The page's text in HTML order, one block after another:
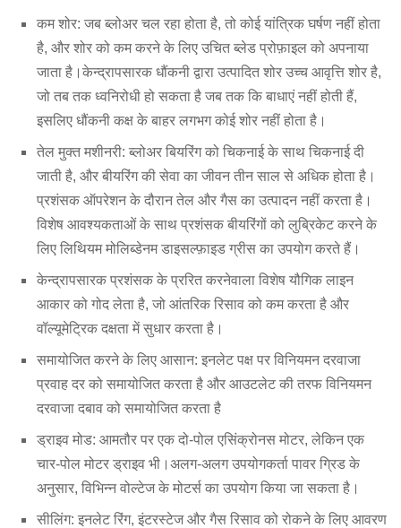
ऐच्छिक
अवयव
आउटलेट पाइपलाइन कम्पेसाटर,
इनलेट और आउटलेट निकला हुआ किनारा, स्पंज, इलेक्ट्रिक
शॉक आइसोलेटर, डायफ्राम कपलिंग, फ्लुइड कपलिंग,
मोटर रेन कवर, टेम्परेचर सेंसर, वाइब्रेटिंग सेंसर, सॉफ्ट स्टार्टर,
इन्वर्टर, स्पेशल इलेक्ट्रिकल मोटर, सिस्टम मॉनिटरिंग इंस्ट्रूमेंट,
कम शोर: जब ब्लोअर चल रहा होता है, तो कोई यांत्रिक घर्षण नहीं होता
है, और शोर को कम करने के लिए उचित ब्लेड प्रोफ़ाइल को अपनाया
जाता है।केन्द्रापसारक धौंकनी द्वारा उत्पादित शोर उच्च आवृत्ति शोर है,
जो तब तक ध्वनिरोधी हो सकता है जब तक कि बाधाएं नहीं होती हैं,
इसलिए धौंकनी कक्ष के बाहर लगभग कोई शोर नहीं होता है।
तेल मुक्त मशीनरी: ब्लोअर बियरिंग को चिकनाई के साथ चिकनाई दी
जाती है, और बीयरिंग की सेवा का जीवन तीन साल से अधिक होता है।
प्रशंसक ऑपरेशन के दौरान तेल और गैस का उत्पादन नहीं करता है।
विशेष आवश्यकताओं के साथ प्रशंसक बीयरिंगों को लुब्रिकेट करने के
लिए लिथियम मोलिब्डेनम डाइसल्फ़ाइड ग्रीस का उपयोग करते हैं।
केन्द्रापसारक प्रशंसक के प्ररित करनेवाला विशेष यौगिक लाइन
आकार को गोद लेता है, जो आंतरिक रिसाव को कम करता है और
वॉल्यूमेट्रिक दक्षता में सुधार करता है।
समायोजित करने के लिए आसान: इनलेट पक्ष पर विनियमन दरवाजा
प्रवाह दर को समायोजित करता है और आउटलेट की तरफ विनियमन
दरवाजा दबाव को समायोजित करता है
ड्राइव मोड: आमतौर पर एक दो-पोल एसिंक्रोनस मोटर, लेकिन एक
चार-पोल मोटर ड्राइव भी।अलग-अलग उपयोगकर्ता पावर ग्रिड के
अनुसार, विभिन्न वोल्टेज के मोटर्स का उपयोग किया जा सकता है।
सीलिंग: इनलेट रिंग, इंटरस्टेज और गैस रिसाव को रोकने के लिए आवरण